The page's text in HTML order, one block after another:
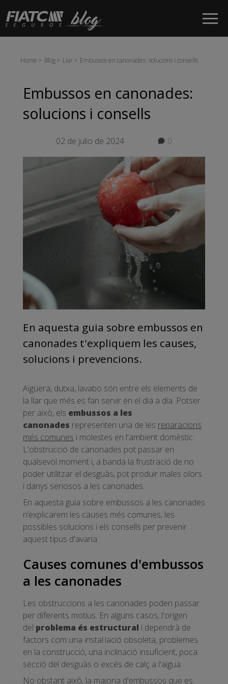
Salta al contingut principal
Home Blog Llar Embussos en canonades: solucions i consells
Embussos en canonades:
solucions i consells
02 de julio de 2024 0
En aquesta guia sobre embussos en
canonades t'expliquem les causes,
solucions i prevencions.
Aigüera, dutxa, lavabo són entre els elements de
la llar que més es fan servir en el dia a dia. Potser
per això, els embussos a les
canonades representen una de les reparacions
més comunes i molestes en l'ambient domèstic.
L'obstrucció de canonades pot passar en
qualsevol moment i, a banda la frustració de no
poder utilitzar el desguàs, pot produir males olors
i danys seriosos a les canonades.
En aquesta guia sobre embussos a les canonades
n’explicarem les causes més comunes, les
possibles solucions i els consells per prevenir
aquest tipus d'avaria.
Causes comunes d'embussos
a les canonades
Les obstruccions a les canonades poden passar
per diferents motius. En alguns casos, l'origen
del problema és estructural i dependrà de
factors com una instal·lació obsoleta, problemes
en la construcció, una inclinació insuficient, poca
secció del desguàs o excés de calç a l'aigua.
No obstant això, la majoria d'embussos que es